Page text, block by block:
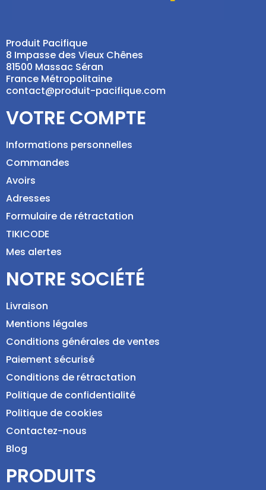
Produit Pacifique
8 Impasse des Vieux Chênes
81500 Massac Séran
France Métropolitaine
contact@produit-pacifique.com
VOTRE COMPTE
Informations personnelles
Commandes
Avoirs
Adresses
Formulaire de rétractation
TIKICODE
Mes alertes
NOTRE SOCIÉTÉ
Livraison
Mentions légales
Conditions générales de ventes
Paiement sécurisé
Conditions de rétractation
Politique de confidentialité
Politique de cookies
Contactez-nous
Blog
PRODUITS